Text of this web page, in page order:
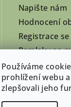
Používáme
prohlížení webu
zlepšovali jeho
Napište nám
Hodnocení
Registrace
Pamlsky na
Nepřevzaté